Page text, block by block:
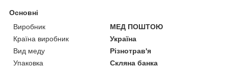
Основні
Виробник
МЕД ПОШТОЮ
Країна виробник
Україна
Вид меду
Різнотрав'я
Упаковка
Скляна банка